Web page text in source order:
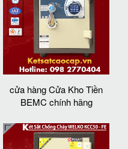
cửa hàng Cửa Kho Tiền
BEMC chính hãng